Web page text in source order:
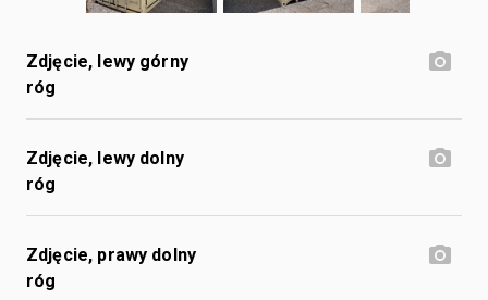
Zdjęcie, lewy górny
róg
Zdjęcie, lewy dolny
róg
Zdjęcie, prawy dolny
róg